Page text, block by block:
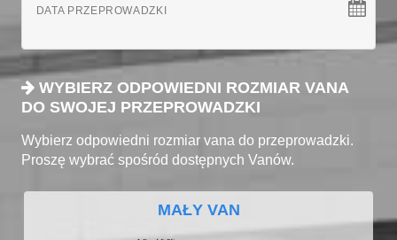
DATA PRZEPROWADZKI
WYBIERZ ODPOWIEDNI ROZMIAR VANA
DO SWOJEJ PRZEPROWADZKI
Wybierz odpowiedni rozmiar vana do przeprowadzki.
Proszę wybrać spośród dostępnych Vanów.
MAŁY VAN